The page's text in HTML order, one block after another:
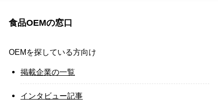
食品OEMの窓口
OEMを探している方向け
掲載企業の一覧
インタビュー記事